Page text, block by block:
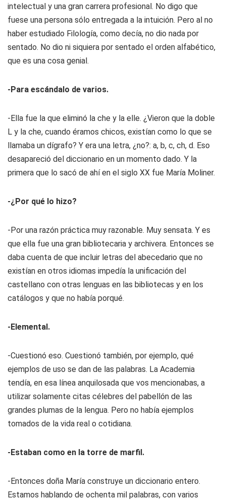
intelectual y una gran carrera profesional. No digo que
fuese una persona sólo entregada a la intuición. Pero al no
haber estudiado Filología, como decía, no dio nada por
sentado. No dio ni siquiera por sentado el orden alfabético,
que es una cosa genial.
-Para escándalo de varios.
-Ella fue la que eliminó la che y la elle. ¿Vieron que la doble
L y la che, cuando éramos chicos, existían como lo que se
llamaba un dígrafo? Y era una letra, ¿no?: a, b, c, ch, d. Eso
desapareció del diccionario en un momento dado. Y la
primera que lo sacó de ahí en el siglo XX fue María Moliner.
-¿Por qué lo hizo?
-Por una razón práctica muy razonable. Muy sensata. Y es
que ella fue una gran bibliotecaria y archivera. Entonces se
daba cuenta de que incluir letras del abecedario que no
existían en otros idiomas impedía la unificación del
castellano con otras lenguas en las bibliotecas y en los
catálogos y que no había porqué.
-Elemental.
-Cuestionó eso. Cuestionó también, por ejemplo, qué
ejemplos de uso se dan de las palabras. La Academia
tendía, en esa línea anquilosada que vos mencionabas, a
utilizar solamente citas célebres del pabellón de las
grandes plumas de la lengua. Pero no había ejemplos
tomados de la vida real o cotidiana.
-Estaban como en la torre de marfil.
-Entonces doña María construye un diccionario entero.
Estamos hablando de ochenta mil palabras, con varios